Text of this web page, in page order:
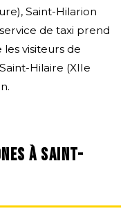
Saint-Hilarion
de taxi prend
visiteurs de
Hilaire (XIIe
À SAINT-